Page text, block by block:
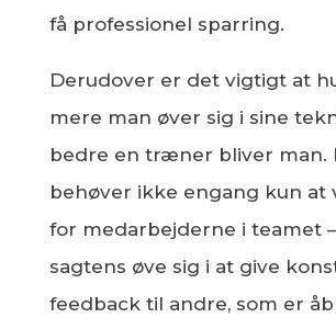
få professionel sparring.
Derudover er det vigtigt at
mere man øver sig i sine
bedre en træner bliver man.
behøver ikke engang kun at
for medarbejderne i teamet
sagtens øve sig i at give
feedback til andre, som er